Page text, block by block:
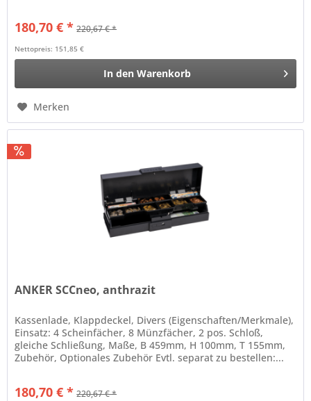
180,70 € * 220,67 € *
Nettopreis: 151,85 €
In den Warenkorb
Merken
ANKER SCCneo, anthrazit
Kassenlade, Klappdeckel, Divers (Eigenschaften/Merkmale),
Einsatz: 4 Scheinfächer, 8 Münzfächer, 2 pos. Schloß,
gleiche Schließung, Maße, B 459mm, H 100mm, T 155mm,
Zubehör, Optionales Zubehör Evtl. separat zu bestellen:...
180,70 € * 220,67 € *